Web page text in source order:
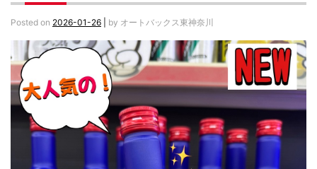
Posted on 2026-01-26 by オートバックス東神奈川